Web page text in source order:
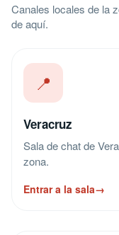
Canales locales de la
de aquí.
📍
Veracruz
Sala de chat de
zona.
Entrar a la sala→